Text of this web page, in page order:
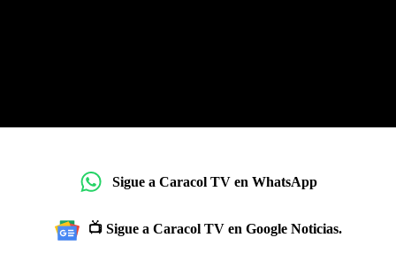
Sigue a Caracol TV en WhatsApp
📺 Sigue a Caracol TV en Google Noticias.